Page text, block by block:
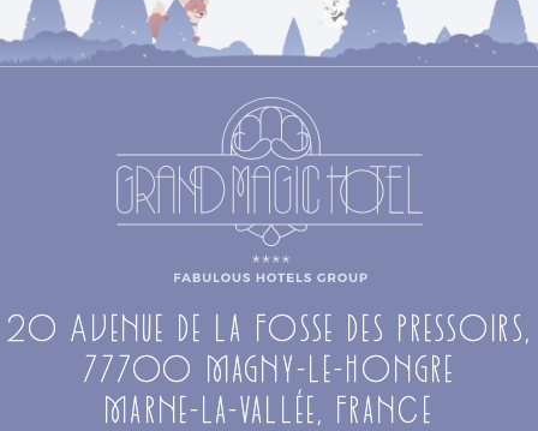
20 Avenue de la Fosse des Pressoirs,
77700 Magny-le-Hongre
Marne-la-Vallée, France